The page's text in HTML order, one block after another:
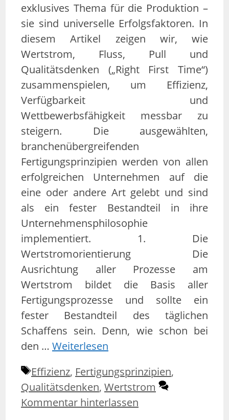
exklusives Thema für die Produktion –
sie sind universelle Erfolgsfaktoren. In
diesem Artikel zeigen wir, wie
Wertstrom, Fluss, Pull und
Qualitätsdenken („Right First Time“)
zusammenspielen, um Effizienz,
Verfügbarkeit und
Wettbewerbsfähigkeit messbar zu
steigern. Die ausgewählten,
branchenübergreifenden
Fertigungsprinzipien werden von allen
erfolgreichen Unternehmen auf die
eine oder andere Art gelebt und sind
als ein fester Bestandteil in ihre
Unternehmensphilosophie
implementiert. 1. Die
Wertstromorientierung Die
Ausrichtung aller Prozesse am
Wertstrom bildet die Basis aller
Fertigungsprozesse und sollte ein
fester Bestandteil des täglichen
Schaffens sein. Denn, wie schon bei
den … Weiterlesen
Schlagwörter
Effizienz, Fertigungsprinzipien,
Qualitätsdenken, Wertstrom
Kommentar hinterlassen